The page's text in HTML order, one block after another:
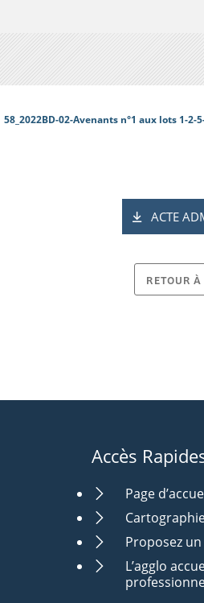
58_2022BD-02-Avenants n°1 aux lots 1-
ACTE
RETOUR
Accès
Page
Proposez
L’agglo